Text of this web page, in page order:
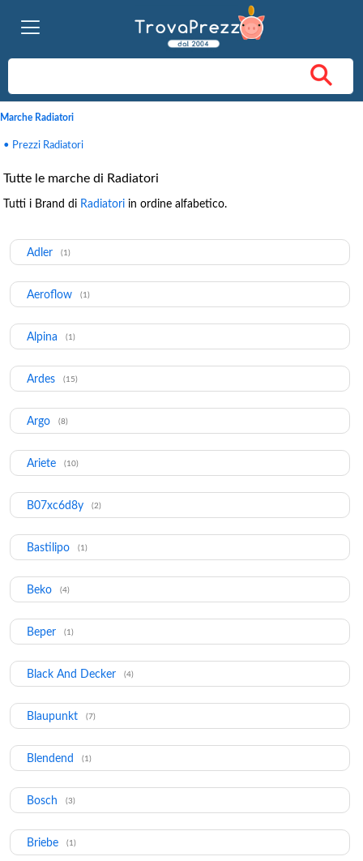
Marche Radiatori
• Prezzi Radiatori
Tutte le marche di Radiatori
Tutti i Brand di Radiatori in ordine alfabetico.
Adler (1)
Aeroflow (1)
Alpina (1)
Ardes (15)
Argo (8)
Ariete (10)
B07xc6d8y (2)
Bastilipo (1)
Beko (4)
Beper (1)
Black And Decker (4)
Blaupunkt (7)
Blendend (1)
Bosch (3)
Briebe (1)